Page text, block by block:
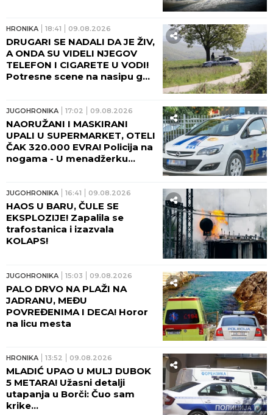
HRONIKA 18:41 09.08.2026
DRUGARI SE NADALI DA JE ŽIV,
A ONDA SU VIDELI NJEGOV
TELEFON I CIGARETE U VODI!
Potresne scene na nasipu gde
JUGOHRONIKA 17:02 09.08.2026
NAORUŽANI I MASKIRANI
UPALI U SUPERMARKET, OTELI
ČAK 320.000 EVRA! Policija na
nogama - U menadžerku
JUGOHRONIKA 16:41 09.08.2026
HAOS U BARU, ČULE SE
EKSPLOZIJE! Zapalila se
trafostanica i izazvala
KOLAPS!
JUGOHRONIKA 15:03 09.08.2026
PALO DRVO NA PLAŽI NA
JADRANU, MEĐU
POVREĐENIMA I DECA! Horor
na licu mesta
HRONIKA 13:52 09.08.2026
MLADIĆ UPAO U MULJ DUBOK
5 METARA! Užasni detalji
utapanja u Borči: Čuo sam
krike...